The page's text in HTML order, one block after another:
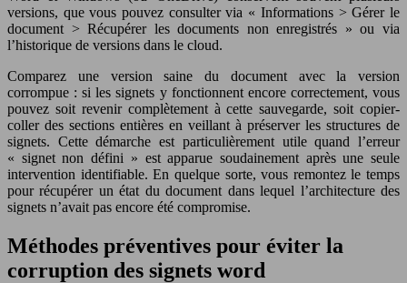
versions, que vous pouvez consulter via « Informations > Gérer le
document > Récupérer les documents non enregistrés » ou via
l’historique de versions dans le cloud.
Comparez une version saine du document avec la version
corrompue : si les signets y fonctionnent encore correctement, vous
pouvez soit revenir complètement à cette sauvegarde, soit copier-
coller des sections entières en veillant à préserver les structures de
signets. Cette démarche est particulièrement utile quand l’erreur
« signet non défini » est apparue soudainement après une seule
intervention identifiable. En quelque sorte, vous remontez le temps
pour récupérer un état du document dans lequel l’architecture des
signets n’avait pas encore été compromise.
Méthodes préventives pour éviter la
corruption des signets word